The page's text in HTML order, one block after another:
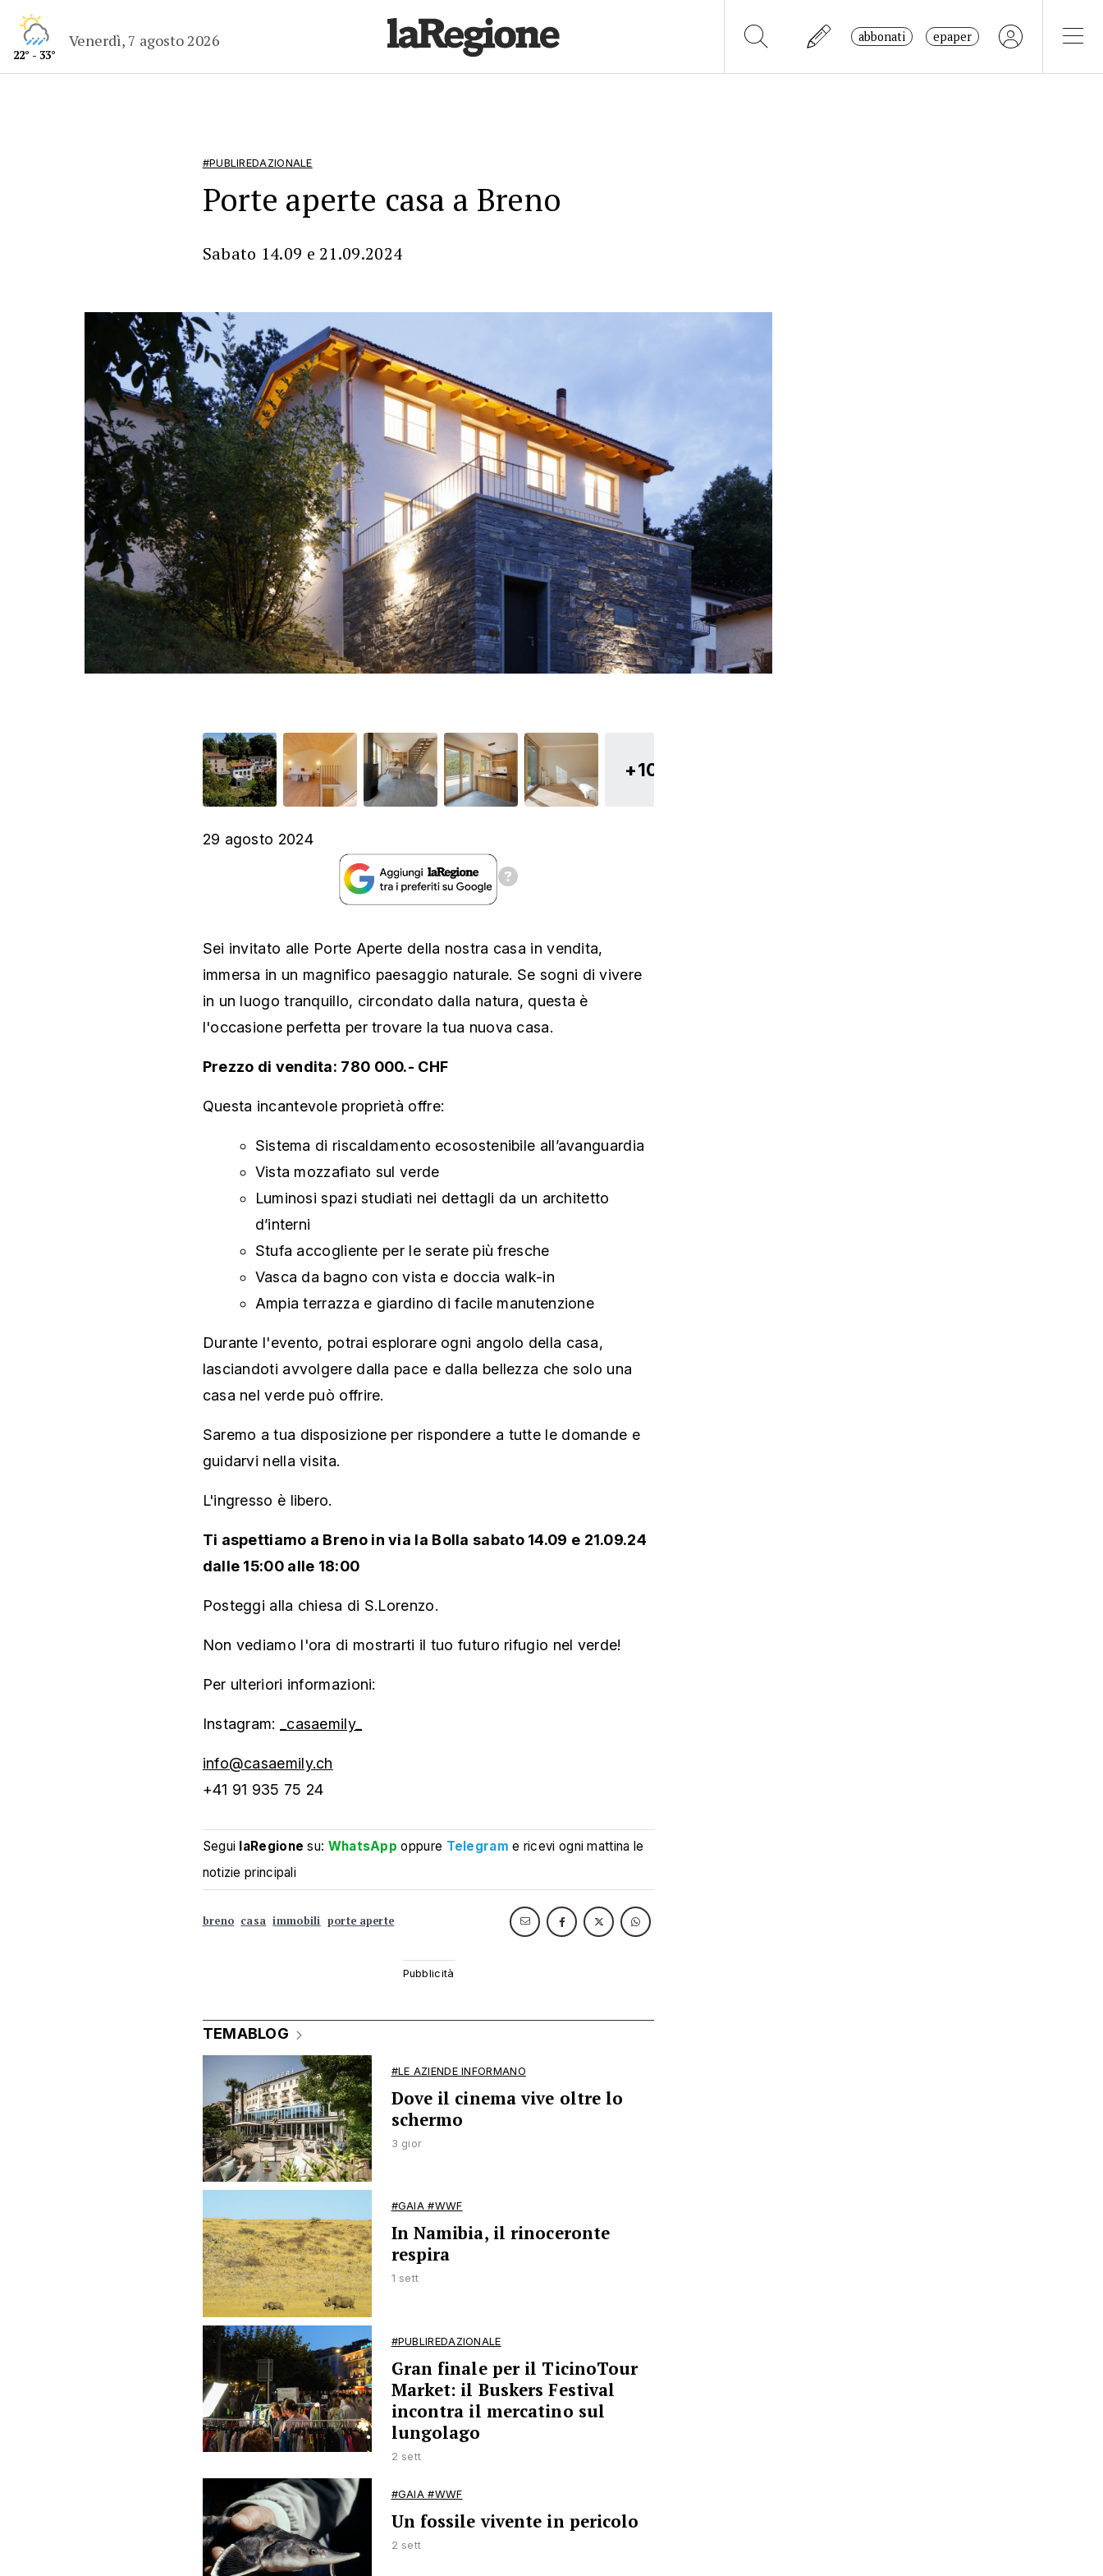
22° - 33°
Venerdì, 7 agosto 2026 abbonati epaper
#PUBLIREDAZIONALE
Porte aperte casa a Breno
Sabato 14.09 e 21.09.2024
+10
29 agosto 2024
Sei invitato alle Porte Aperte della nostra casa in vendita,
immersa in un magnifico paesaggio naturale. Se sogni di vivere
in un luogo tranquillo, circondato dalla natura, questa è
l'occasione perfetta per trovare la tua nuova casa.
Prezzo di vendita: 780 000.- CHF
Questa incantevole proprietà offre:
Sistema di riscaldamento ecosostenibile all’avanguardia
Vista mozzafiato sul verde
Luminosi spazi studiati nei dettagli da un architetto
d’interni
Stufa accogliente per le serate più fresche
Vasca da bagno con vista e doccia walk-in
Ampia terrazza e giardino di facile manutenzione
Durante l'evento, potrai esplorare ogni angolo della casa,
lasciandoti avvolgere dalla pace e dalla bellezza che solo una
casa nel verde può offrire.
Saremo a tua disposizione per rispondere a tutte le domande e
guidarvi nella visita.
L'ingresso è libero.
Ti aspettiamo a Breno in via la Bolla sabato 14.09 e 21.09.24
dalle 15:00 alle 18:00
Posteggi alla chiesa di S.Lorenzo.
Non vediamo l'ora di mostrarti il tuo futuro rifugio nel verde!
Per ulteriori informazioni:
Instagram: _casaemily_
info@casaemily.ch
+41 91 935 75 24
Segui laRegione su: WhatsApp oppure Telegram e ricevi ogni mattina le
notizie principali
breno casa immobili porte aperte
TEMABLOG
#LE AZIENDE INFORMANO
Dove il cinema vive oltre lo
schermo
3 gior
#GAIA #WWF
In Namibia, il rinoceronte
respira
1 sett
#PUBLIREDAZIONALE
Gran finale per il TicinoTour
Market: il Buskers Festival
incontra il mercatino sul
lungolago
2 sett
#GAIA #WWF
Un fossile vivente in pericolo
2 sett